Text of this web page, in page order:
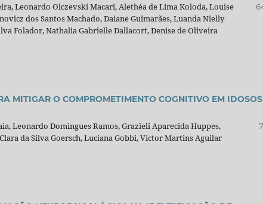
Leonardo Olczevski Macari, Alethéa de Lima Koloda, Louise
dos Santos Machado, Daiane Guimarães, Luanda Nielly
Folador, Nathalia Gabrielle Dallacort, Denise de Oliveira
MITIGAR O COMPROMETIMENTO COGNITIVO EM IDOSOS
Leonardo Domingues Ramos, Grazieli Aparecida Huppes,
da Silva Goersch, Luciana Gobbi, Victor Martins Aguilar